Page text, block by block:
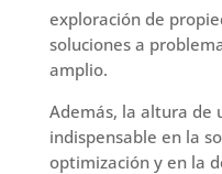
exploración de
soluciones a
amplio.
Además, la altura de
indispensable en la
optimización y en la